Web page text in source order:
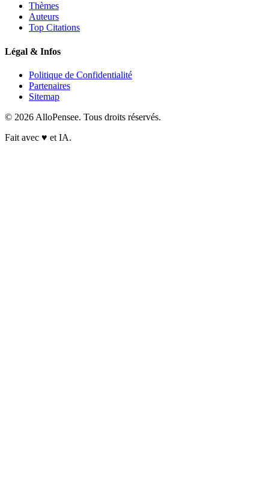
Thèmes
Auteurs
Top Citations
Légal & Infos
Politique de Confidentialité
Partenaires
Sitemap
© 2026 AlloPensee. Tous droits réservés.
Fait avec ♥ et IA.